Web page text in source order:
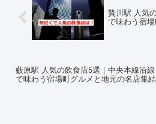
贄川駅 人気
で味わう宿
藪原駅 人気の飲食店5選｜中央本線沿線
で味わう宿場町グルメと地元の名店集結